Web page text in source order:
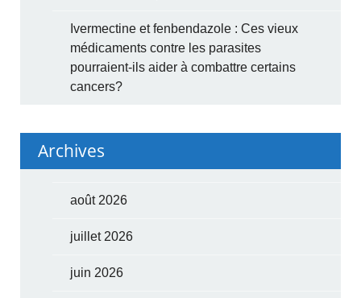
Ivermectine et fenbendazole : Ces vieux
médicaments contre les parasites
pourraient-ils aider à combattre certains
cancers?
Archives
août 2026
juillet 2026
juin 2026